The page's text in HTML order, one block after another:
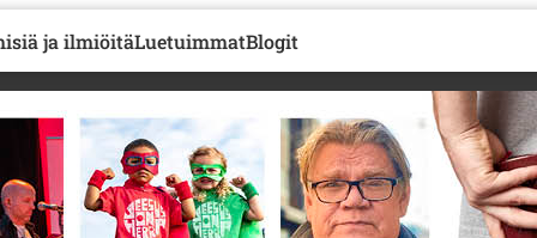
ja ilmiöitäLuetuimmatBlogit